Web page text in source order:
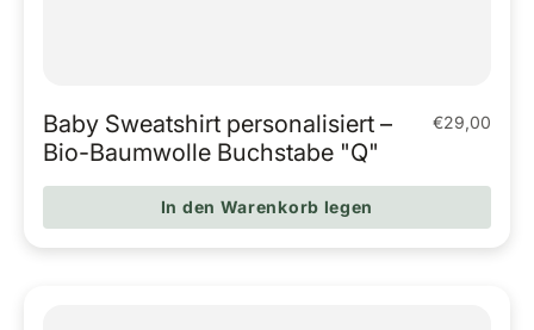
Baby Sweatshirt personalisiert –
Bio-Baumwolle Buchstabe "Q"
€29,00
In den Warenkorb legen